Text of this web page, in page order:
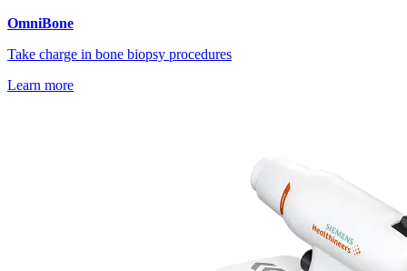
OmniBone
Take charge in bone biopsy procedures
Learn more